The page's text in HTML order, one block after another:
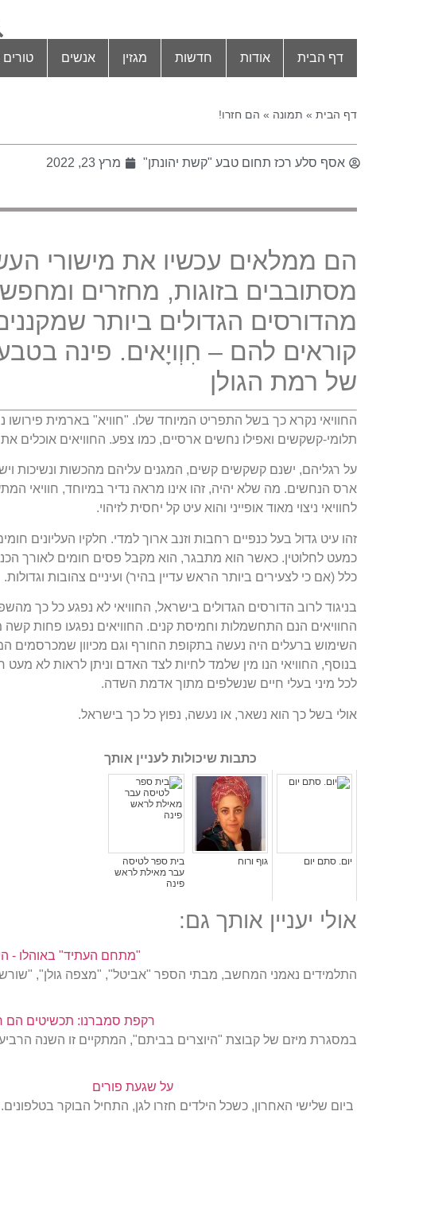
דף הבית
אודות חדשות מגזין אנשים טורים
דף הבית » תמונה » הם חזרו!
אסף סלע רכז תחום טבע "קשת יהונתן" מרץ 23, 2022
הם ממלאים עכשיו את מישורי
מסתובבים בזוגות, מחזרים
מהדורסים הגדולים ביותר
קוראים להם – חִוְויָאים. פינה
של רמת הגולן
תלומי-קשקשים ואפילו נחשים ארסיים, כמו צפע. החוויאים אוכלים
על רגליהם, ישנם קשקשים קשים, המגנים עליהם מהכשות ונשיכות
ארס הנחשים. מה שלא יהיה, זהו אינו מראה נדיר במיוחד, חוויאי
לחוויאי ניצוי מאוד אופייני והוא עיט קל יחסית לזיהוי.
זהו עיט גדול בעל כנפיים רחבות וזנב ארוך למדי. חלקיו העליונים
כמעט לחלוטין. כאשר הוא מתבגר, הוא מקבל פסים חומים לאורך
כלל (אם כי לצעירים ביותר הראש עדיין בהיר) ועיניים צהובות וגדולות.
בניגוד לרוב הדורסים הגדולים בישראל, החוויאי לא נפגע כל כך
החוויאים הנם התחשמלות וחמיסת קנים. החוויאים נפגעו פחות
השימוש ברעלים היה נעשה בתקופת החורף וגם מכיוון שמכרסמים
בנוסף, החוויאי הנו מין שלמד לחיות לצד האדם וניתן לראות לא
לכל מיני בעלי חיים שנשלפים מתוך אדמת השדה.
אולי בשל כך הוא נשאר, או נעשה, נפוץ כל כך בישראל.
כתבות שיכולות לעניין אותך
יום. סתם יום גוף ורוח
בית ספר לטיסה
עבר מאילת לראש
פינה
אולי יעניין אותך גם:
"מתחם העתיד" באוהלו -
התלמידים נאמני המחשב, מבתי הספר "אביטל", "מצפה גולן",
רקפת סמברנו: תכשיטים הם
במסגרת מיזם של קבוצת "היוצרים בביתם", המתקיים זו השנה
על שגעת פורים
ביום שלישי האחרון, כשכל הילדים חזרו לגן, התחיל הבוקר